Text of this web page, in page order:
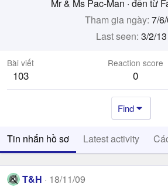
Mr & Ms Pac-Man · đến từ
Tham gia ngày 7/
Last seen 3/2/13
Bài viết
103
Reaction score
0
Find
Tin nhắn hồ sơ Latest activity
T&H 18/11/09